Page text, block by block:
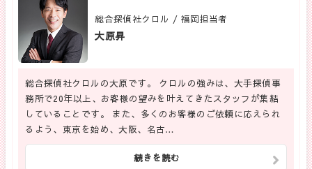
総合探偵社クロル / 福岡担当者
大原昇
総合探偵社クロルの大原です。 クロルの強みは、大手探偵事
務所で20年以上、お客様の望みを叶えてきたスタッフが集結
していることです。 また、多くのお客様のご依頼に応えられ
るよう、東京を始め、大阪、名古…
続きを読む